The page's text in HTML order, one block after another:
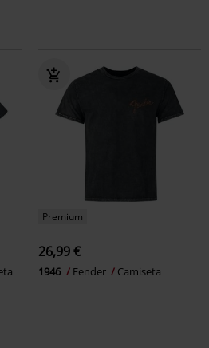
Premium
26,99 €
1946 Fender Camiseta